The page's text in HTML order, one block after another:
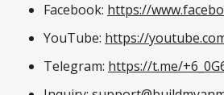
Facebook: https://
YouTube: https://
Telegram: https://t.me/